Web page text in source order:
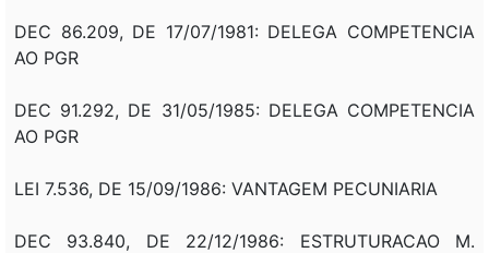
DEC 86.209, DE 17/07/1981: DELEGA COMPETENCIA
AO PGR
DEC 91.292, DE 31/05/1985: DELEGA COMPETENCIA
AO PGR
LEI 7.536, DE 15/09/1986: VANTAGEM PECUNIARIA
DEC 93.840, DE 22/12/1986: ESTRUTURACAO M.